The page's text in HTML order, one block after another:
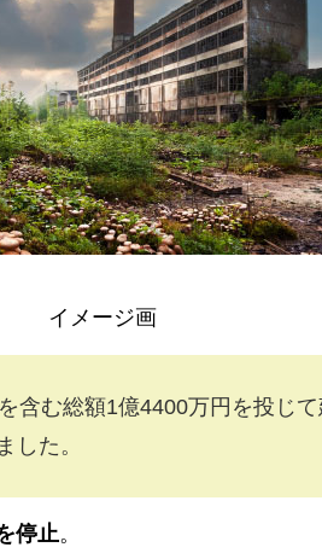
イメージ画
含む総額1億4400万円を投じ
した。
停止。